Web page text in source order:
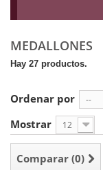
MEDALLONES
Hay 27 productos.
Ordenar por --
Mostrar 12
Comparar (0)